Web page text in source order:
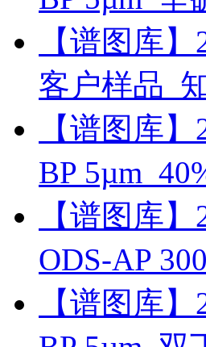
【谱图库
客户样品_
【谱图库
BP
【谱图库
ODS-AP
【谱图库